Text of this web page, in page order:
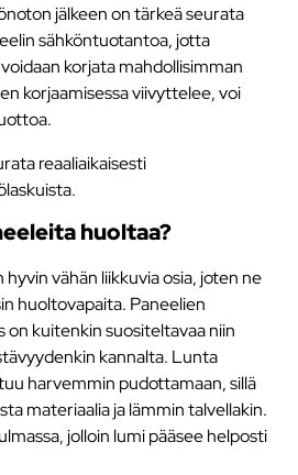
jälkeen on tärkeä seurata
sähköntuotantoa, jotta
korjata mahdollisimman
korjaamisessa viivyttelee, voi
reaaliaikaisesti
huoltaa?
vähän liikkuvia osia, joten ne
huoltovapaita. Paneelien
on kuitenkin suositeltavaa niin
kannalta. Lunta
harvemmin pudottamaan, sillä
materiaalia ja lämmin talvellakin.
jolloin lumi pääsee helposti